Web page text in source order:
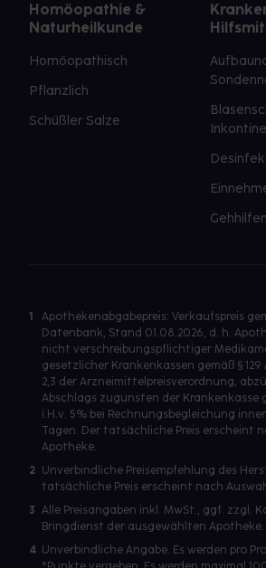
Homöopathie &
Naturheilkunde
Homöopathisch
Pflanzlich
Schüßler Salze
1
Apothekenabgabepreis: Verkaufspreis
Datenbank, Stand 01.08.2026, d. h.
nicht verschreibungspflichtiger
gesetzlicher Krankenkassen gemäß § 129
2,3 der Arzneimittelpreisverordnung,
Abschlags zugunsten der Krankenkasse
i.H.v. 5% bei Rechnungsbegleichung
Tagen. Der tatsächliche Preis erscheint
Apotheke.
2 Unverbindliche Preisempfehlung des
tatsächliche Preis erscheint nach
3 Alle Preisangaben inkl. MwSt., ggf. zzgl.
Bringdienst der ausgewählten Apotheke.
4 Unverbindliche Angabe. Es werden pro